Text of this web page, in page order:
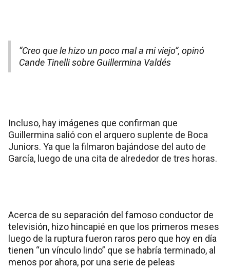
“Creo que le hizo un poco mal a mi viejo”, opinó
Cande Tinelli sobre Guillermina Valdés
Incluso, hay imágenes que confirman que
Guillermina salió con el arquero suplente de Boca
Juniors. Ya que la filmaron bajándose del auto de
García, luego de una cita de alrededor de tres horas.
Acerca de su separación del famoso conductor de
televisión, hizo hincapié en que los primeros meses
luego de la ruptura fueron raros pero que hoy en día
tienen “un vínculo lindo” que se habría terminado, al
menos por ahora, por una serie de peleas